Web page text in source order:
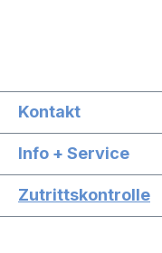
Kontakt
Info + Service
Zutrittskontrolle